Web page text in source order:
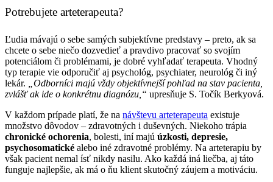
Potrebujete arteterapeuta?
Ľudia mávajú o sebe samých subjektívne predstavy – preto, ak sa
chcete o sebe niečo dozvedieť a pravdivo pracovať so svojím
potenciálom či problémami, je dobré vyhľadať terapeuta. Vhodný
typ terapie vie odporučiť aj psychológ, psychiater, neurológ či iný
lekár.
„Odborníci majú vždy objektívnejší pohľad na stav pacienta,
zvlášť ak ide o konkrétnu diagnózu,“ upresňuje S. Točík Berkyová.
V každom prípade platí, že na návštevu arteterapeuta existuje
množstvo dôvodov – zdravotných i duševných. Niekoho trápia
chronické ochorenia, bolesti, iní majú úzkosti, depresie,
psychosomatické alebo iné zdravotné problémy. Na arteterapiu by
však pacient nemal ísť nikdy nasilu. Ako každá iná liečba, aj táto
funguje najlepšie, ak má o ňu klient skutočný záujem a motiváciu.